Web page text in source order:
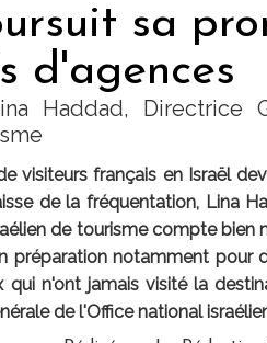
sa
d'agences
Haddad, Directrice
visiteurs français en Israël
de la fréquentation, Lina
de tourisme compte bien
préparation notamment pour
qui n'ont jamais visité la
de l'Office national